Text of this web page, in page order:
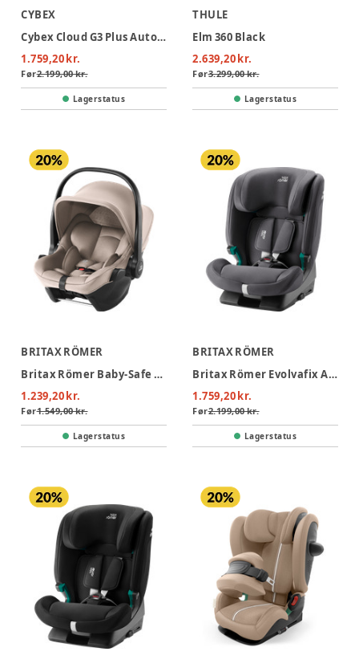
CYBEX
Cybex Cloud G3 Plus Autostol - Moss Green
1.759,20 kr.
Før2.199,00 kr.
Lagerstatus
THULE
Elm 360 Black
2.639,20 kr.
Før3.299,00 kr.
Lagerstatus
BRITAX RÖMER
Britax Römer Baby-Safe Core Autostol - Chai
1.239,20 kr.
Før1.549,00 kr.
Lagerstatus
BRITAX RÖMER
Britax Römer Evolvafix Autostol - Midnight Grey
1.759,20 kr.
Før2.199,00 kr.
Lagerstatus